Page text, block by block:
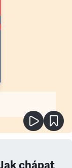
chápat